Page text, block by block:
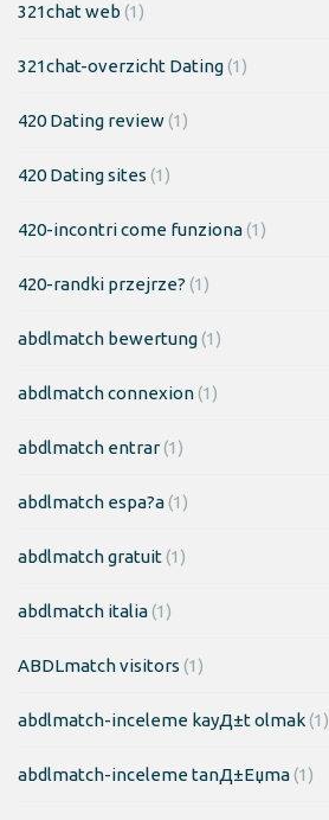
321chat web (1)
321chat-overzicht Dating(1)
420 Dating review(1)
420 Dating sites (1)
420-incontri come funziona(1)
420-randki przejrze? (1)
abdlmatch bewertung(1)
abdlmatch connexion(1)
abdlmatch entrar(1)
abdlmatch espa?a(1)
abdlmatch gratuit(1)
abdlmatch italia(1)
ABDLmatch visitors (1)
abdlmatch-inceleme kayД±t olmak(1)
abdlmatch-inceleme tanД±Еџma(1)